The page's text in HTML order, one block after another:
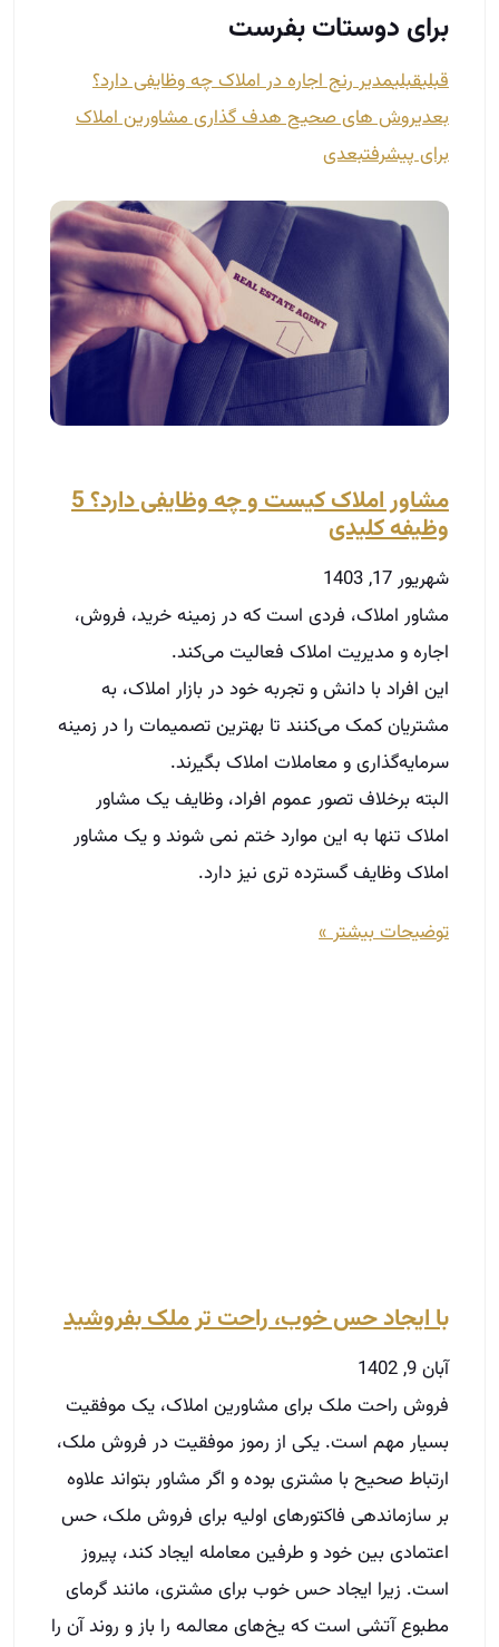
برای دوستات بفرست
قبلیقبلیمدیر رنج اجاره در املاک چه وظایفی دارد؟
بعدیروش های صحیح هدف گذاری مشاورین املاک
برای پیشرفتبعدی
مشاور املاک کیست و چه وظایفی دارد؟ 5
وظیفه کلیدی
شهریور 17, 1403
مشاور املاک، فردی است که در زمینه خرید، فروش،
اجاره و مدیریت املاک فعالیت می‌کند.
این افراد با دانش و تجربه خود در بازار املاک، به
مشتریان کمک می‌کنند تا بهترین تصمیمات را در زمینه
سرمایه‌گذاری و معاملات املاک بگیرند.
البته برخلاف تصور عموم افراد، وظایف یک مشاور
املاک تنها به این موارد ختم نمی شوند و یک مشاور
املاک وظایف گسترده تری نیز دارد.
توضیحات بیشتر »
با ایجاد حس خوب، راحت تر ملک بفروشید
آبان 9, 1402
فروش راحت ملک برای مشاورین املاک، یک موفقیت
بسیار مهم است. یکی از رموز موفقیت در فروش ملک،
ارتباط صحیح با مشتری بوده و اگر مشاور بتواند علاوه
بر سازماندهی فاکتورهای اولیه برای فروش ملک، حس
اعتمادی بین خود و طرفین معامله ایجاد کند، پیروز
است. زیرا ایجاد حس خوب برای مشتری، مانند گرمای
مطبوع آتشی است که یخ‌های معالمه را باز و روند آن را